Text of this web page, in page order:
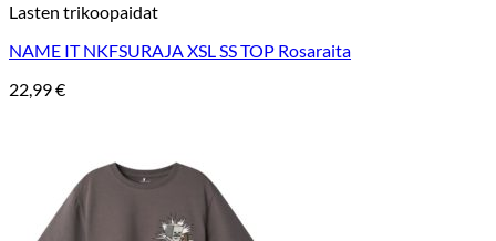
Lasten trikoopaidat
NAME IT NKFSURAJA XSL SS TOP Rosaraita
22,99€